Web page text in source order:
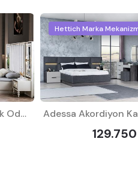
Arya 6 Kapaklı Modern Yatak Odası Takımı
Hettich Marka